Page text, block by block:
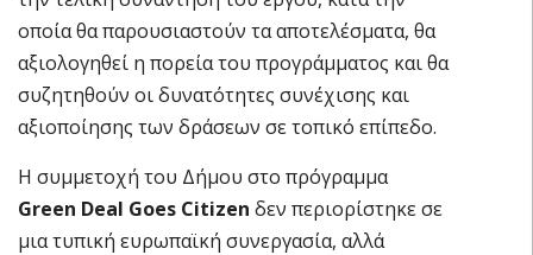
οποία θα παρουσιαστούν τα αποτελέσματα, θα
αξιολογηθεί η πορεία του προγράμματος και θα
συζητηθούν οι δυνατότητες συνέχισης και
αξιοποίησης των δράσεων σε τοπικό επίπεδο.
Η συμμετοχή του Δήμου στο πρόγραμμα
Green Deal Goes Citizen δεν περιορίστηκε σε
μια τυπική ευρωπαϊκή συνεργασία, αλλά